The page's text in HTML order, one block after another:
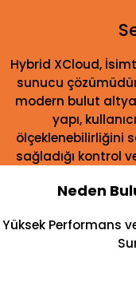
Hybrid XCloud,
sunucu
modern bulut
yapı,
ölçeklenebilirliğini
sağladığı kontrol
Neden
Yüksek Performans